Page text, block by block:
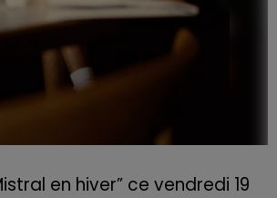
en hiver” ce vendredi 19